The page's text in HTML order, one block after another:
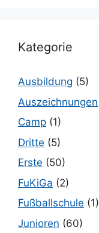
Kategorie
Ausbildung (5)
Auszeichnungen
Camp (1)
Dritte (5)
Erste (50)
FuKiGa (2)
Fußballschule (1)
Junioren (60)